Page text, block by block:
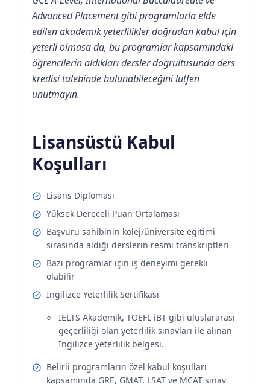
Advanced Placement gibi programlarla elde
edilen akademik yeterlilikler doğrudan kabul için
yeterli olmasa da, bu programlar kapsamındaki
öğrencilerin aldıkları dersler doğrultusunda ders
kredisi talebinde bulunabileceğini lütfen
unutmayın.
Lisansüstü Kabul
Koşulları
Lisans Diploması
Yüksek Dereceli Puan Ortalaması
Başvuru sahibinin kolej/üniversite eğitimi
sırasında aldığı derslerin resmi transkriptleri
Bazı programlar için iş deneyimi gerekli
olabilir
İngilizce Yeterlilik Sertifikası
IELTS Akademik, TOEFL iBT gibi uluslararası
geçerliliği olan yeterlilik sınavları ile alınan
İngilizce yeterlilik belgesi.
Belirli programların özel kabul koşulları
kapsamında GRE, GMAT, LSAT ve MCAT sınav